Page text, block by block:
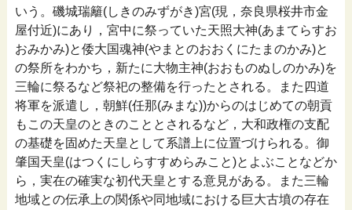
いう。磯城瑞籬(しきのみずがき)宮(現，奈良県桜井市金
屋付近)にあり，宮中に祭っていた天照大神(あまてらすお
おみかみ)と倭大国魂神(やまとのおおくにたまのかみ)と
の祭所をわかち，新たに大物主神(おおものぬしのかみ)を
三輪に祭るなど祭祀の整備を行ったとされる。また四道
将軍を派遣し，朝鮮(任那(みまな))からのはじめての朝貢
もこの天皇のときのこととされるなど，大和政権の支配
の基礎を固めた天皇として系譜上に位置づけられる。御
肇国天皇(はつくにしらすすめらみこと)とよぶことなどか
ら，実在の確実な初代天皇とする意見がある。また三輪
地域との伝承上の関係や同地域における巨大古墳の存在